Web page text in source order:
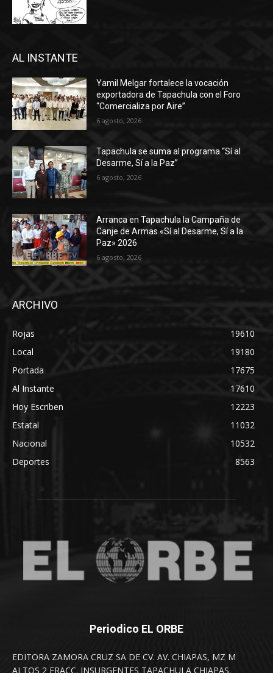
AL INSTANTE
Yamil Melgar fortalece la vocación
exportadora de Tapachula con el Foro
“Comercializa por Aire”
6 agosto, 2026
Tapachula se suma al programa “Sí al
Desarme, Sí a la Paz”
6 agosto, 2026
Arranca en Tapachula la Campaña de
Canje de Armas «Sí al Desarme, Sí a la
Paz» 2026
6 agosto, 2026
ARCHIVO
Rojas
19610
Local
19180
Portada
17675
Al Instante
17610
Hoy Escriben
12223
Estatal
11032
Nacional
10532
Deportes
8563
Periodico EL ORBE
EDITORA ZAMORA CRUZ SA DE CV. AV. CHIAPAS, MZ M
ALTOS 2 FRACC. INSURGENTES TAPACHULA CHIAPAS.